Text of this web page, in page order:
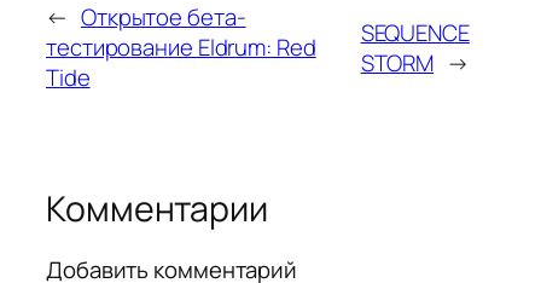
← Открытое бета-
тестирование Eldrum: Red
Tide
SEQUENCE
STORM →
Комментарии
Добавить комментарий